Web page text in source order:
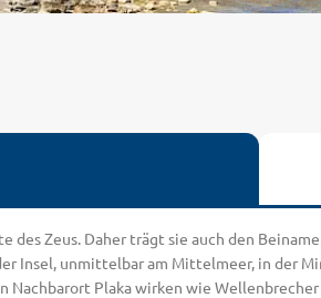
Zeus. Daher trägt sie auch den
Insel, unmittelbar am Mittelmeer, in
Plaka wirken wie